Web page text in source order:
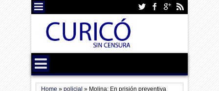
Home »policial » Molina: En prisión preventiva